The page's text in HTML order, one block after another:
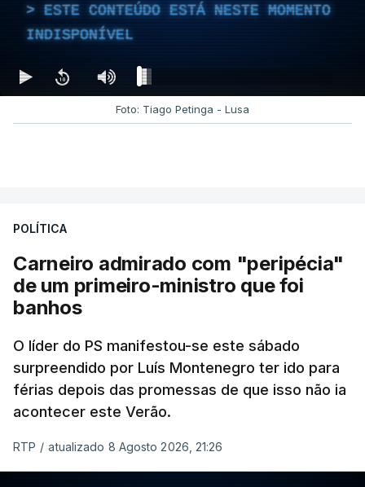
ESTE CONTEÚDO ESTÁ NESTE MOMENTO
INDISPONÍVEL
Foto: Tiago Petinga - Lusa
POLÍTICA
Carneiro admirado com "peripécia"
de um primeiro-ministro que foi
banhos
O líder do PS manifestou-se este sábado
surpreendido por Luís Montenegro ter ido para
férias depois das promessas de que isso não ia
acontecer este Verão.
RTP / atualizado 8 Agosto 2026, 21:26